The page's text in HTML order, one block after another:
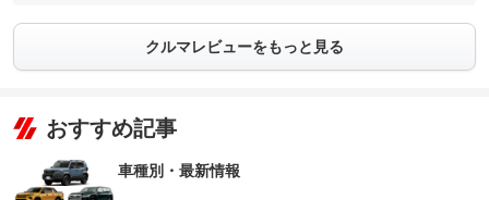
クルマレビューをもっと見る
おすすめ記事
車種別・最新情報